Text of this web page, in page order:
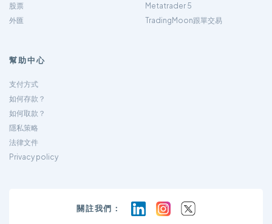
股票
外匯
Metatrader 5
TradingMoon跟單交易
幫助中心
支付方式
如何存款？
如何取款？
隱私策略
法律文件
Privacy policy
關註我們：